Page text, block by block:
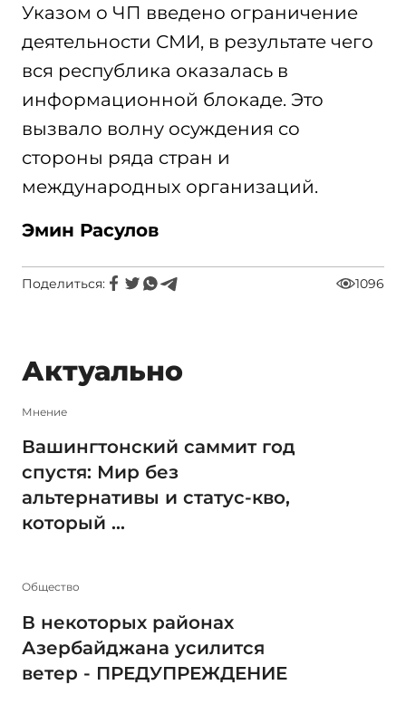
Указом о ЧП введено ограничение
деятельности СМИ, в результате чего
вся республика оказалась в
информационной блокаде. Это
вызвало волну осуждения со
стороны ряда стран и
международных организаций.
Эмин Расулов
Поделиться: 1096
Актуально
Мнение
Вашингтонский саммит год
спустя: Мир без
альтернативы и статус-кво,
который ...
Общество
В некоторых районах
Азербайджана усилится
ветер - ПРЕДУПРЕЖДЕНИЕ